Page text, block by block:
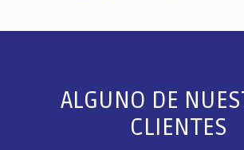
ALGUNO DE
CLIENTES